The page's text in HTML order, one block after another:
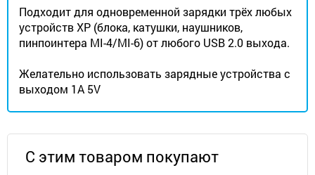
Подходит для одновременной зарядки трёх любых
устройств XP (блока, катушки, наушников,
пинпоинтера MI-4/MI-6) от любого USB 2.0 выхода.
Желательно использовать зарядные устройства с
выходом 1A 5V
С этим товаром покупают